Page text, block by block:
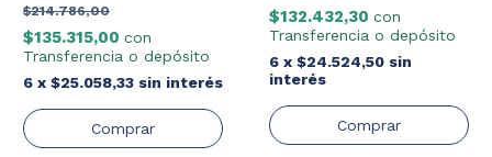
$214.786,00
$135.315,00 con
Transferencia o depósito
6 x $25.058,33 sin interés
$132.432,30 con
Transferencia o depósito
6 x $24.524,50 sin
interés